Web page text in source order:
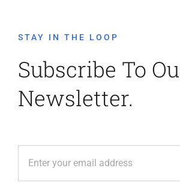
STAY IN THE LOOP
Subscribe To
Newsletter.